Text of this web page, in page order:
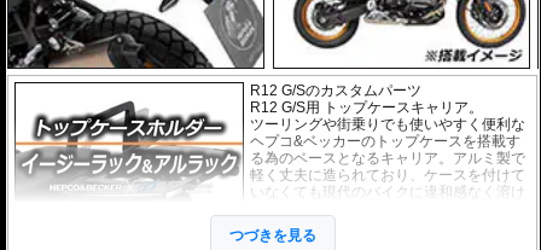
R12 G/Sのカスタムパーツ
R12 G/S用 トップケースキャリア。
ツーリングや街乗りでも使いやすく便利な
ヘプコ&ベッカーのトップケースを搭載す
る為のベースとなるキャリア。アルミ製で
軽く丈夫に造られており、ケースを付けて
いなくても現代のバイクに違和感なく溶け
つづきを見る